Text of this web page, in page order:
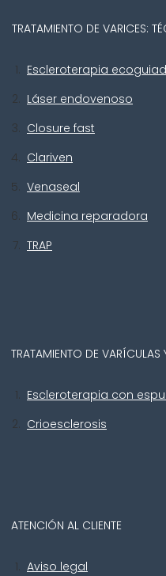
TRATAMIENTO DE VARICES:
Escleroterapia
Láser endovenoso
Closure fast
Clariven
Venaseal
Medicina reparadora
TRAP
TRATAMIENTO DE VARÍCULAS
Escleroterapia con
Crioesclerosis
ATENCIÓN AL CLIENTE
Aviso legal